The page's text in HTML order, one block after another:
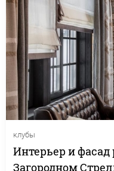
клубы
Интерьер и фасад
Загородном